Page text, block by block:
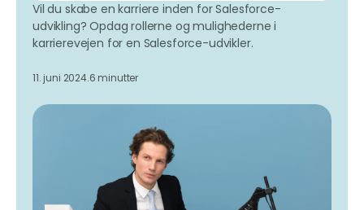
Vil du skabe en karriere inden for Salesforce-
udvikling? Opdag rollerne og mulighederne i
karrierevejen for en Salesforce-udvikler.
11. juni 2024.6 minutter